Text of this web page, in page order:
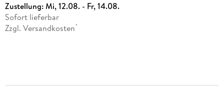
Zustellung:Mi, 12.08. - Fr, 14.08.
Sofort lieferbar
Zzgl. Versandkosten *